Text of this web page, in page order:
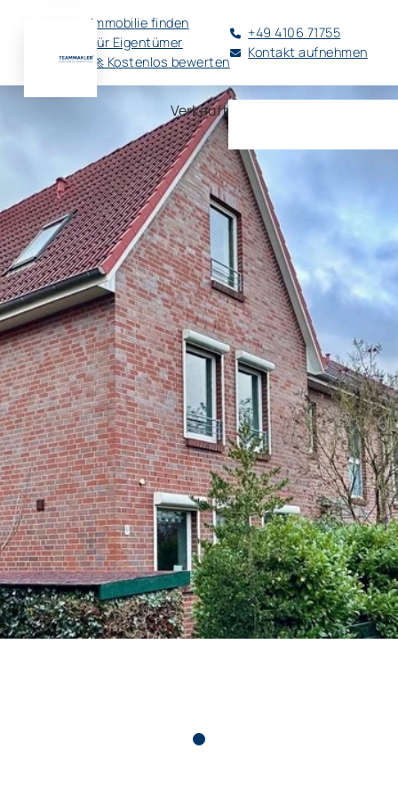
Immobilie finden
Für Eigentümer
🚀 Kostenlos bewerten
+49 4106 71755
Kontakt aufnehmen
Verkauft